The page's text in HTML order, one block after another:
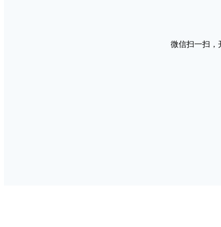
微信扫一扫，